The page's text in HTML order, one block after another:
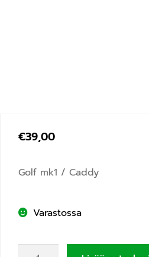
€39,00
Golf mk1 / Caddy
Varastossa